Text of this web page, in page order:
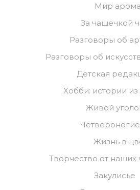
Мир
За чашечкой
Разговоры об
Разговоры об
Детская
Хобби: истории
Живой
Жизнь в
Творчество от наших
Закулисье